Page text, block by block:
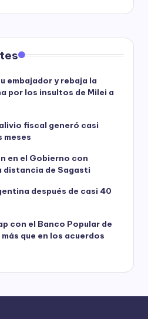
embajador y rebaja la
por los insultos de Milei a
fiscal generó casi
meses
en el Gobierno con
distancia de Sagasti
después de casi 40
con el Banco Popular de
que en los acuerdos